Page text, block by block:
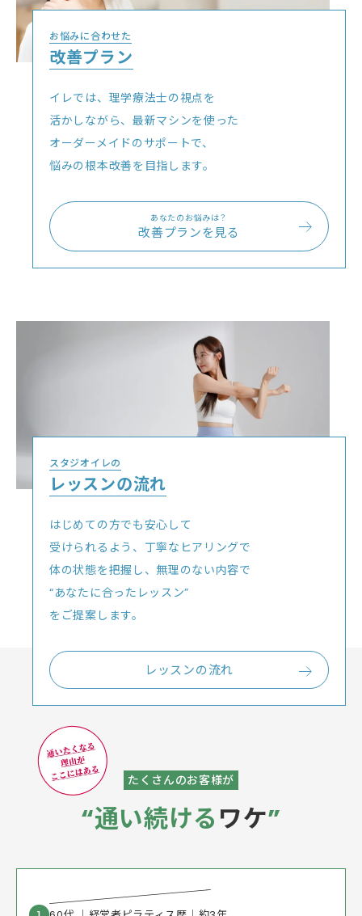
お悩みに合わせた
改善プラン
イレでは、理学療法士の視点を
活かしながら、最新マシンを使った
オーダーメイドのサポートで、
悩みの根本改善を目指します。
あなたのお悩みは？
改善プランを見る
スタジオイレの
レッスンの流れ
はじめての方でも安心して
受けられるよう、丁寧なヒアリングで
体の状態を把握し、無理のない内容で
“あなたに合ったレッスン”
をご提案します。
レッスンの流れ
たくさんのお客様が
“通い続けるワケ”